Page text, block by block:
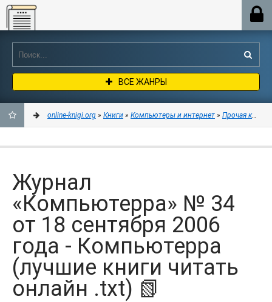
Online-knigi.org
ВСЕ ЖАНРЫ
ЗАКЛАДКИ
online-knigi.org » Книги » Компьютеры и интернет » Прочая
Журнал
«Компьютерра» № 34
от 18 сентября 2006
года - Компьютерра
(лучшие книги читать
онлайн .txt) 📗